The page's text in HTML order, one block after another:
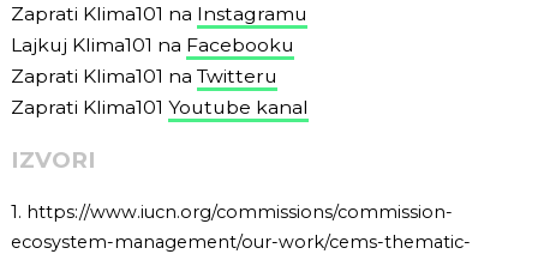
Zaprati Klima101 na Instagramu
Lajkuj Klima101 na Facebooku
Zaprati Klima101 na Twitteru
Zaprati Klima101 Youtube kanal
IZVORI
1. https://www.iucn.org/commissions/commission-
ecosystem-management/our-work/cems-thematic-